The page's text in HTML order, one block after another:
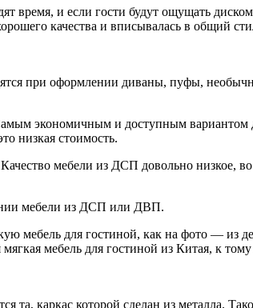
время, и если гости будут ощущать
качества и вписывалась в общий
при оформлении диваны, пуфы,
экономичным и доступным вариантом
низкая стоимость.
мебели из ДСП довольно низкое,
мебели из ДСП или ДВП.
мебель для гостиной, как на фото — из
мебель для гостиной из Китая, к
та, каркас которой сделан из металла.